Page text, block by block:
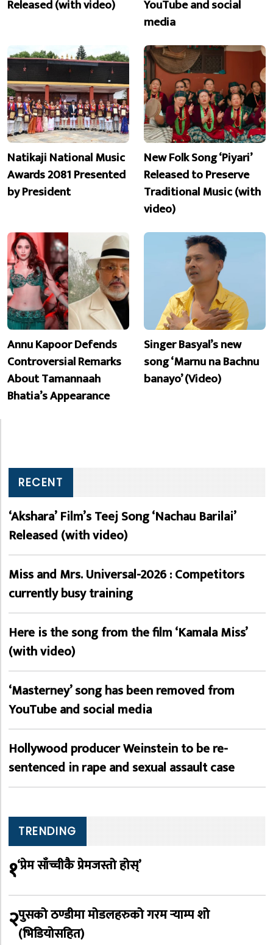
Released (with video)
YouTube and social
media
Natikaji National Music
Awards 2081 Presented
by President
New Folk Song ‘Piyari’
Released to Preserve
Traditional Music (with
video)
Annu Kapoor Defends
Controversial Remarks
About Tamannaah
Bhatia’s Appearance
Singer Basyal’s new
song ‘Marnu na Bachnu
banayo’ (Video)
RECENT
‘Akshara’ Film’s Teej Song ‘Nachau Barilai’
Released (with video)
Miss and Mrs. Universal-2026 : Competitors
currently busy training
Here is the song from the film ‘Kamala Miss’
(with video)
‘Masterney’ song has been removed from
YouTube and social media
Hollywood producer Weinstein to be re-
sentenced in rape and sexual assault case
TRENDING
१‘प्रेम साँच्चीकै प्रेमजस्तो होस्’
२पुसको ठण्डीमा मोडलहरुको गरम र्‍याम्प शो
(भिडियोसहित)